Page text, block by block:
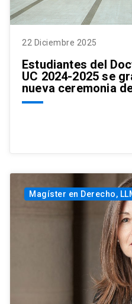
22 Diciembre 2025
Estudiantes del
UC 2024-2025 se
nueva ceremonia
Magíster en Derecho,